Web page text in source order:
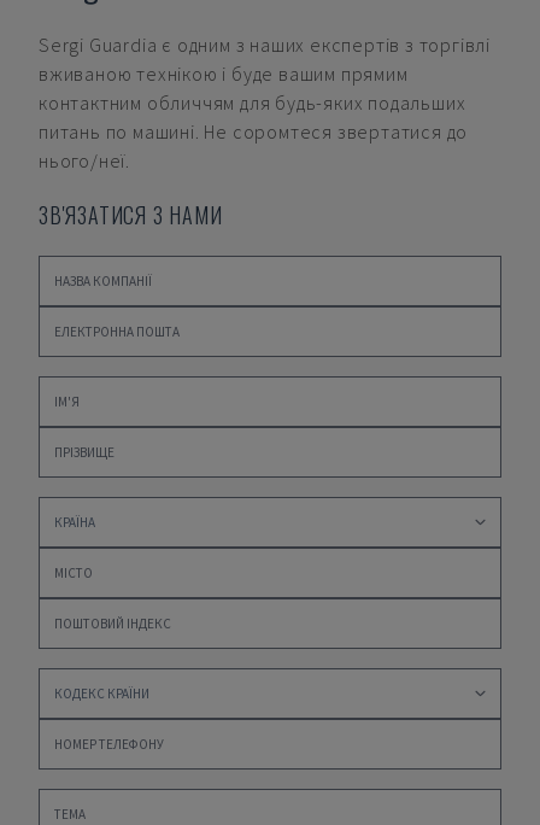
Sergi Guardia є одним з наших експертів з торгівлі
вживаною технікою і буде вашим прямим
контактним обличчям для будь-яких подальших
питань по машині. Не соромтеся звертатися до
нього/неї.
ЗВ'ЯЗАТИСЯ З НАМИ